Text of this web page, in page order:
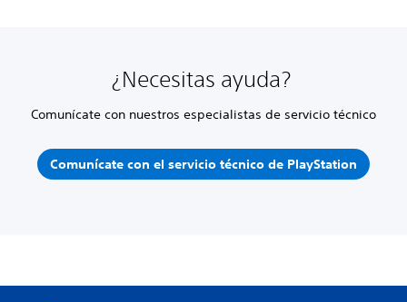
¿Necesitas ayuda?
Comunícate con nuestros especialistas de servicio técnico
Comunícate con el servicio técnico de PlayStation